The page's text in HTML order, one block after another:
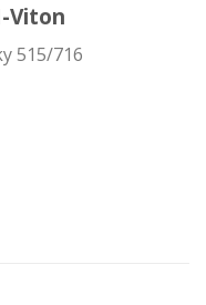
Viton
515/716